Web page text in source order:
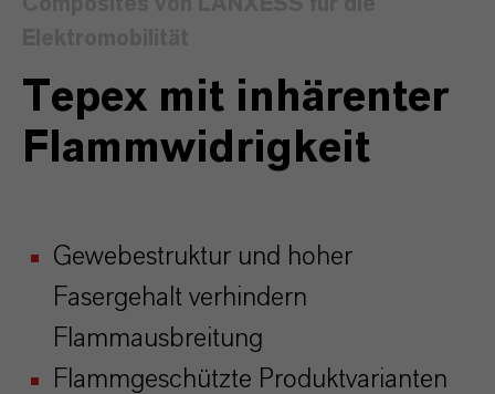
Tepex mit inhärenter
Flammwidrigkeit
Gewebestruktur und hoher
Fasergehalt verhindern
Flammausbreitung
Flammgeschützte Produktvarianten